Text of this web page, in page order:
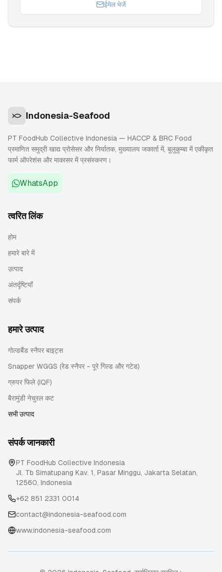
ईमेल भेजें
Indonesia-Seafood
PT FoodHub Collective Indonesia — HACCP & BRC Food
प्रमाणित समुद्री खाद्य प्रोसेसर और निर्यातक, मुख्यालय जकार्ता में, बुलुकुम्बा में एकीकृत
फार्म ऑपरेशंस और माकासर में प्रसंस्करण।
WhatsApp
त्वरित लिंक
होम
हमारे बारे में
उत्पाद
अंतर्दृष्टियाँ
संपर्क
हमारे उत्पाद
गोल्डबैंड स्नैपर बाइट्स
Snapper WGGS (रेड स्नैपर - पूरे गिल्ड और गटेड)
ग्रुपर फिले (IQF)
बैरामुंडी नेचुरल कट
सभी उत्पाद
संपर्क जानकारी
PT FoodHub Collective Indonesia
Jl. Tb Simatupang Kav. 1, Pasar Minggu, Jakarta Selatan,
12560, Indonesia
+62 851 2331 0014
contact@indonesia-seafood.com
www.indonesia-seafood.com